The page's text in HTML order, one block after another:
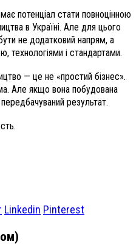
потенціал стати повноцінною
в Україні. Але для цього
не додатковий напрям, а
технологіями і стандартами.
— це не «простий бізнес».
Але якщо вона побудована
результат.
Linkedin Pinterest